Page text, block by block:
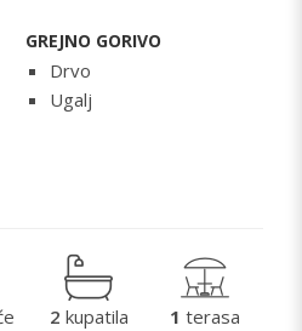
GREJNO GORIVO
Drvo
Ugalj
2 kupatila 1 terasa